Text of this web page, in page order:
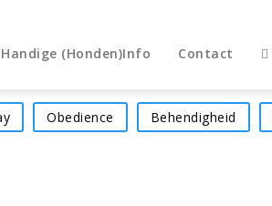
Handige (Honden)Info Contact
Obedience Behendigheid